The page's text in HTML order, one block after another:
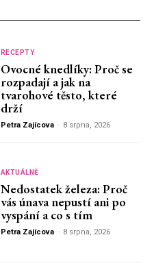
RECEPTY
Ovocné knedlíky: Proč se
rozpadají a jak na
tvarohové těsto, které
drží
Petra Zajícova - 8 srpna, 2026
AKTUÁLNĚ
Nedostatek železa: Proč
vás únava nepustí ani po
vyspání a co s tím
Petra Zajícova - 8 srpna, 2026